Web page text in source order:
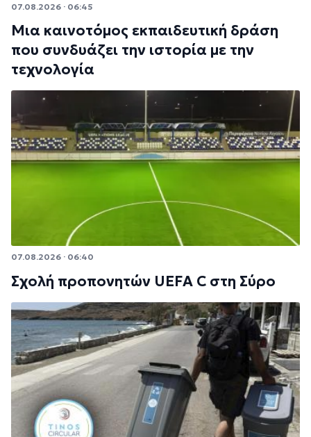
07.08.2026 · 06:45
Μια καινοτόμος εκπαιδευτική δράση
που συνδυάζει την ιστορία με την
τεχνολογία
07.08.2026 · 06:40
Σχολή προπονητών UEFA C στη Σύρο